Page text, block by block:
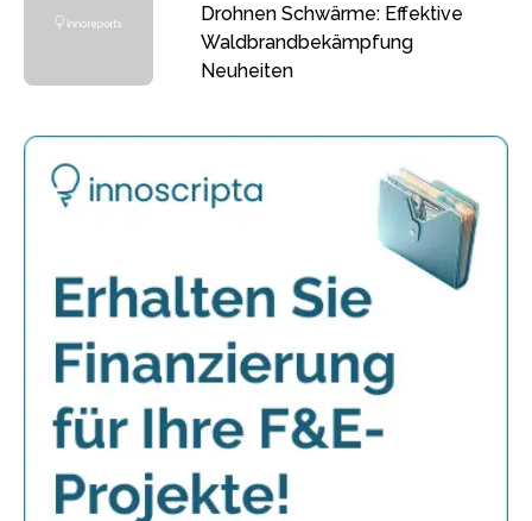
Drohnen Schwärme: Effektive
Waldbrandbekämpfung
Neuheiten